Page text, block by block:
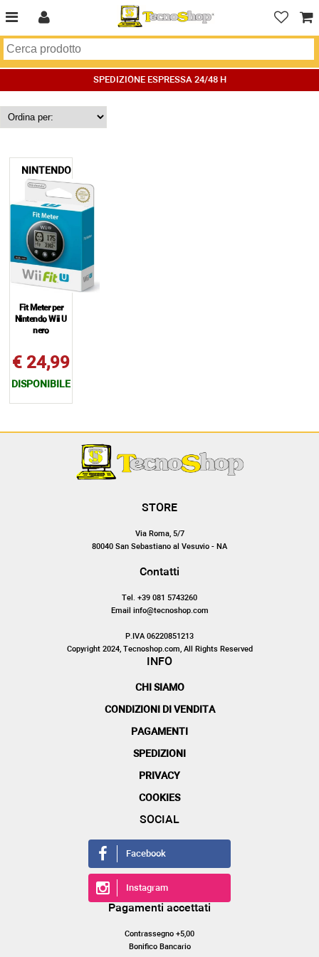
SPEDIZIONE ESPRESSA 24/48 H
NINTENDO
Fit Meter per
Nintendo Wii U
nero
€ 24,99
DISPONIBILE
STORE
Via Roma, 5/7
80040 San Sebastiano al Vesuvio - NA
Contatti
Tel. +39 081 5743260
Email info@tecnoshop.com
P.IVA 06220851213
Copyright 2024, Tecnoshop.com, All Rights Reserved
INFO
CHI SIAMO
CONDIZIONI DI VENDITA
PAGAMENTI
SPEDIZIONI
PRIVACY
COOKIES
SOCIAL
Facebook
Instagram
Pagamenti accettati
Contrassegno +5,00
Bonifico Bancario